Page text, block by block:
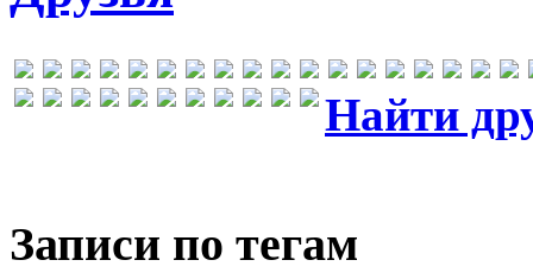
Найти
Записи по тегам